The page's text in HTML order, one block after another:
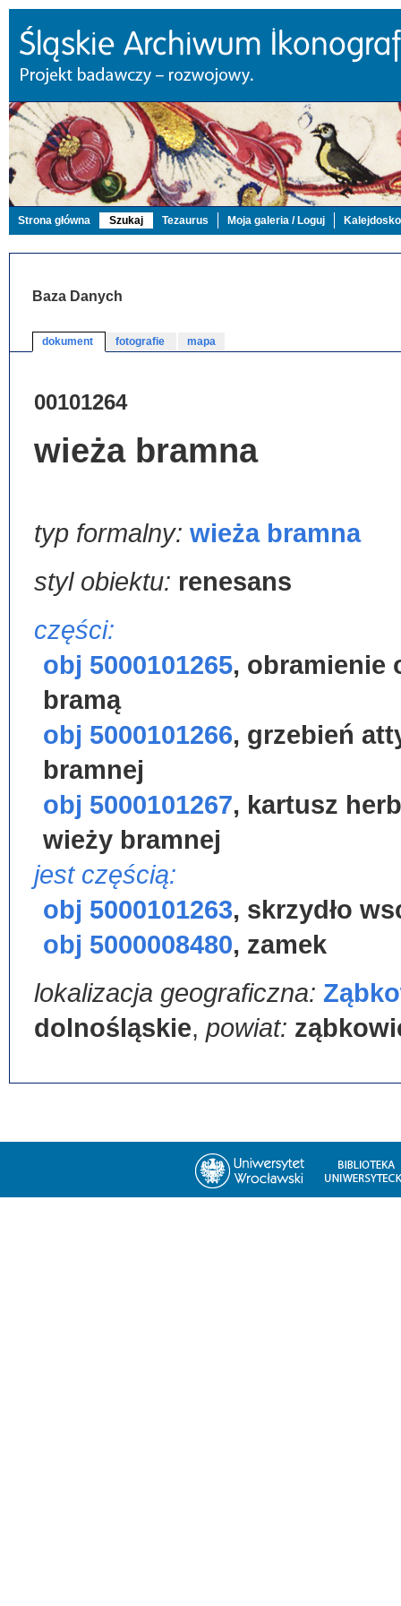
Strona główna Szukaj Tezaurus Moja galeria / Loguj
Baza Danych
dokument fotografie mapa
00101264
wieża bramna
typ formalny: wieża bramna
styl obiektu: renesans
części:
obj 5000101265, obramienie
bramą
obj 5000101266, grzebień
bramnej
obj 5000101267, kartusz
wieży bramnej
jest częścią:
obj 5000101263, skrzydło
obj 5000008480, zamek
lokalizacja geograficzna:
dolnośląskie, powiat: